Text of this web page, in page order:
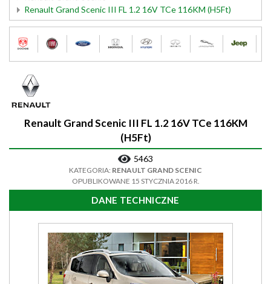
Renault Grand Scenic III FL 1.2 16V TCe 116KM (H5Ft)
Renault Grand Scenic III FL 1.2 16V TCe 116KM
(H5Ft)
5463
KATEGORIA: RENAULT GRAND SCENIC
OPUBLIKOWANE 15 STYCZNIA 2016 R.
DANE TECHNICZNE